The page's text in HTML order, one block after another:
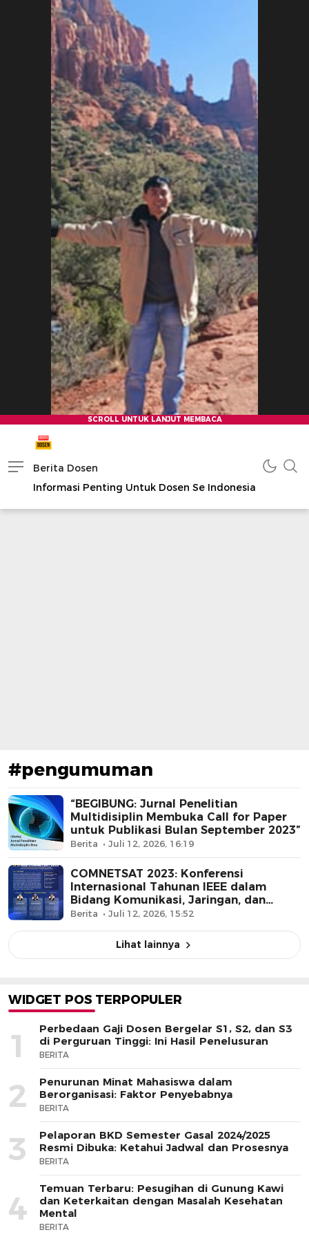
Berita Dosen
Informasi Penting Untuk Dosen Se Indonesia
#pengumuman
“BEGIBUNG: Jurnal Penelitian
Multidisiplin Membuka Call for Paper
untuk Publikasi Bulan September 2023”
Berita Juli 12, 2026, 16:19
COMNETSAT 2023: Konferensi
Internasional Tahunan IEEE dalam
Bidang Komunikasi, Jaringan, dan
Satelit di Malang
Berita Juli 12, 2026, 15:52
Lihat lainnya
WIDGET POS TERPOPULER
1
Perbedaan Gaji Dosen Bergelar S1, S2, dan S3
di Perguruan Tinggi: Ini Hasil Penelusuran
BERITA
2
Penurunan Minat Mahasiswa dalam
Berorganisasi: Faktor Penyebabnya
BERITA
3
Pelaporan BKD Semester Gasal 2024/2025
Resmi Dibuka: Ketahui Jadwal dan Prosesnya
BERITA
4
Temuan Terbaru: Pesugihan di Gunung Kawi
dan Keterkaitan dengan Masalah Kesehatan
Mental
BERITA